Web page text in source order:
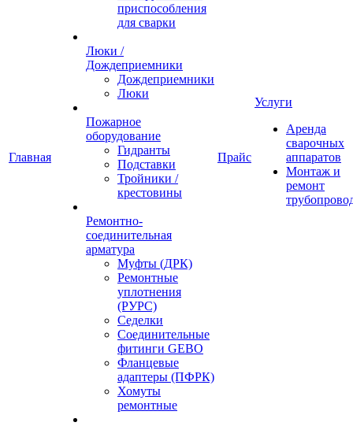
Главная
приспособления
для сварки
Люки /
Дождеприемники
Дождеприемники
Люки
Пожарное
оборудование
Гидранты
Подставки
Тройники /
крестовины
Ремонтно-
соединительная
арматура
Муфты (ДРК)
Ремонтные
уплотнения
(РУРС)
Седелки
Соединительные
фитинги GEBO
Фланцевые
адаптеры (ПФРК)
Хомуты
ремонтные
Прайс
Услуги
Аренда
сварочных
аппаратов
Монтаж и
ремонт